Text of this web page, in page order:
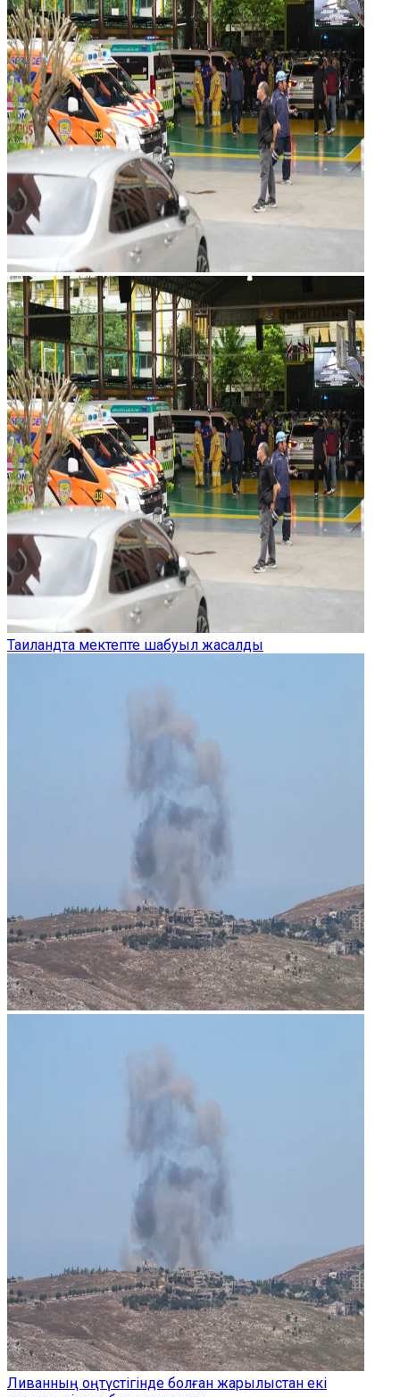
Таиландта мектепте шабуыл жасалды
Ливанның оңтүстігінде болған жарылыстан екі